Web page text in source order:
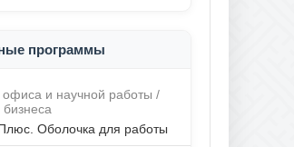
программы
офиса и научной работы /
Оболочка для работы